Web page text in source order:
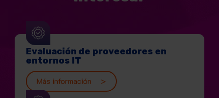
Evaluación de proveedores en
entornos IT
Más información